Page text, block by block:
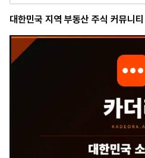
대한민국 지역 부동산 주식 커뮤니티